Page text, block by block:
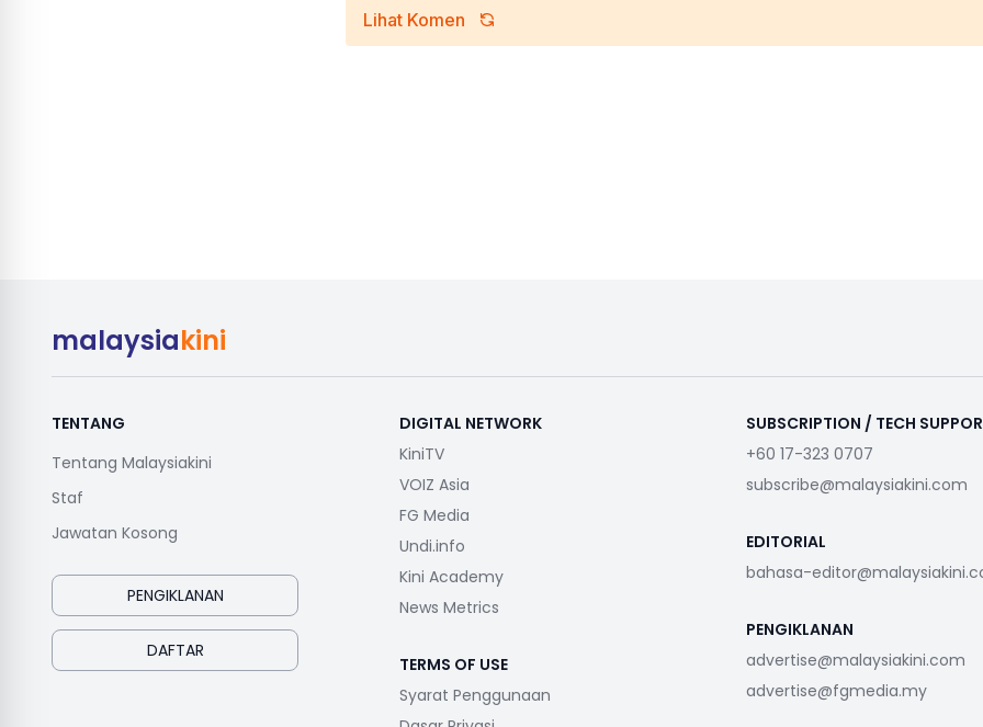
Lihat Komen
malaysiakini
TENTANG
Tentang Malaysiakini
Staf
Jawatan Kosong
PENGIKLANAN
DAFTAR
DIGITAL NETWORK
KiniTV
VOIZ Asia
FG Media
Undi.info
Kini Academy
News Metrics
TERMS OF USE
Syarat Penggunaan
SUBSCRIPTION / TECH
+60 17-323 0707
subscribe@malaysiakini.com
EDITORIAL
bahasa-
PENGIKLANAN
advertise@malaysiakini.com
advertise@fgmedia.my